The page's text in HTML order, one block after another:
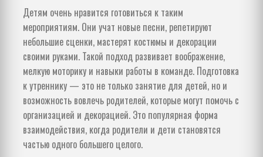
Детям очень нравится готовиться к таким
мероприятиям. Они учат новые песни, репетируют
небольшие сценки, мастерят костюмы и декорации
своими руками. Такой подход развивает воображение,
мелкую моторику и навыки работы в команде. Подготовка
к утреннику — это не только занятие для детей, но и
возможность вовлечь родителей, которые могут помочь с
организацией и декорацией. Это популярная форма
взаимодействия, когда родители и дети становятся
частью одного большего целого.